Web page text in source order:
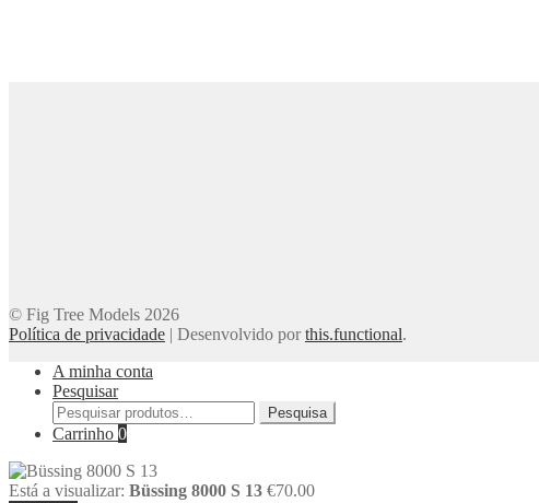
© Fig Tree Models 2026
Política de privacidade | Desenvolvido porthis.functional.
A minha conta
Pesquisar
Pesquisar
por:
Pesquisa
Carrinho 0
Está a visualizar: Büssing 8000 S 13 €70.00